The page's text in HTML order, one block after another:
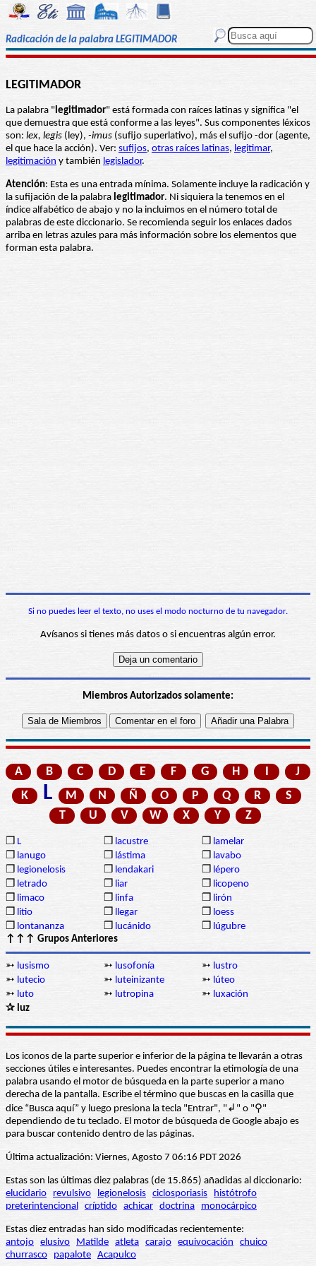
Radicación de la palabra LEGITIMADOR
LEGITIMADOR
La palabra "legitimador" está formada con raíces latinas y significa "el
que demuestra que está conforme a las leyes". Sus componentes léxicos
son: lex, legis (ley), -imus (sufijo superlativo), más el sufijo -dor (agente,
el que hace la acción). Ver: sufijos, otras raíces latinas, legitimar,
legitimación y también legislador.
Atención: Esta es una entrada mínima. Solamente incluye la radicación y
la sufijación de la palabra legitimador. Ni siquiera la tenemos en el
índice alfabético de abajo y no la incluimos en el número total de
palabras de este diccionario. Se recomienda seguir los enlaces dados
arriba en letras azules para más información sobre los elementos que
forman esta palabra.
Si no puedes leer el texto, no uses el modo nocturno de tu navegador.
Avísanos si tienes más datos o si encuentras algún error.
Miembros Autorizados solamente:
A B C D E F G H I
J
K
L M N Ñ O P Q R
S
T
U V W X Y Z
❒ L ❒ lacustre ❒ lamelar
❒ lanugo ❒ lástima ❒ lavabo
❒ legionelosis ❒ lendakari ❒ lépero
❒ letrado ❒ liar ❒ licopeno
❒ limaco ❒ linfa ❒ lirón
❒ litio ❒ llegar ❒ loess
❒ lontananza ❒ lucánido ❒ lúgubre
↑↑↑ Grupos Anteriores
➳ lusismo ➳ lusofonía ➳ lustro
➳ lutecio ➳ luteinizante ➳ lúteo
➳ luto ➳ lutropina ➳ luxación
✰ luz
Los iconos de la parte superior e inferior de la página te llevarán a otras
secciones útiles e interesantes. Puedes encontrar la etimología de una
palabra usando el motor de búsqueda en la parte superior a mano
derecha de la pantalla. Escribe el término que buscas en la casilla que
dice “Busca aquí” y luego presiona la tecla "Entrar", "↲" o "⚲"
dependiendo de tu teclado. El motor de búsqueda de Google abajo es
para buscar contenido dentro de las páginas.
Última actualización: Viernes, Agosto 7 06:16 PDT 2026
Estas son las últimas diez palabras (de 15.865) añadidas al diccionario:
elucidario
revulsivo legionelosis ciclosporiasis
histótrofo
preterintencional críptido achicar doctrina monocárpico
Estas diez entradas han sido modificadas recientemente:
antojo elusivo Matilde atleta carajo equivocación
chuico
churrasco
papalote Acapulco